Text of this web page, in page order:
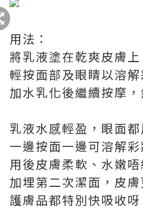
用法：
將乳液塗在乾爽皮膚上
輕按面部及眼睛以溶解
加水乳化後繼續按摩
乳液水感輕盈，眼面都
一邊按面一邊可溶解彩
用後皮膚柔軟、水嫩唔
加埋第二次潔面，皮膚
護膚品都特別快吸收呀